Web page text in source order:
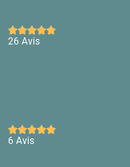

26 Avis

6 Avis